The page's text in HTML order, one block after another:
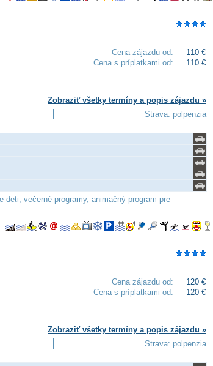
Cena zájazdu od:
110 €
Cena s príplatkami od:
110 €
Zobraziť všetky termíny a popis zájazdu »
Strava: polpenzia
večerné programy, animačný program pre
Cena zájazdu od:
120 €
Cena s príplatkami od:
120 €
Zobraziť všetky termíny a popis zájazdu »
Strava: polpenzia